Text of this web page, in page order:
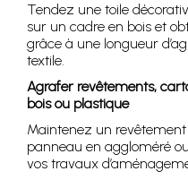
Tendez une toile
sur un cadre en bois et
grâce à une longueur
textile.
Agrafer revêtements,
bois ou plastique
Maintenez un
panneau en aggloméré
vos travaux